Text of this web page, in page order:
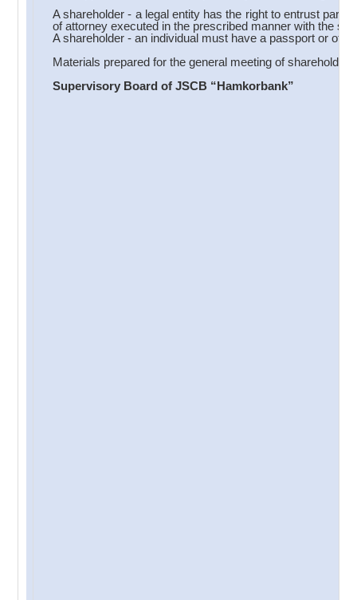
A shareholder - a legal entity has the right to entrust
of attorney executed in the prescribed manner with the
A shareholder - an individual must have a passport or
Materials prepared for the general meeting of
Supervisory Board of JSCB “Hamkorbank”